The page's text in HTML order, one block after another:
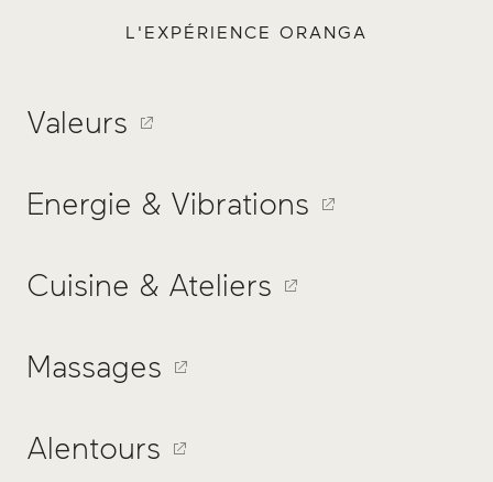
L'EXPÉRIENCE ORANGA
Valeurs
Energie & Vibrations
Cuisine & Ateliers
Massages
Alentours